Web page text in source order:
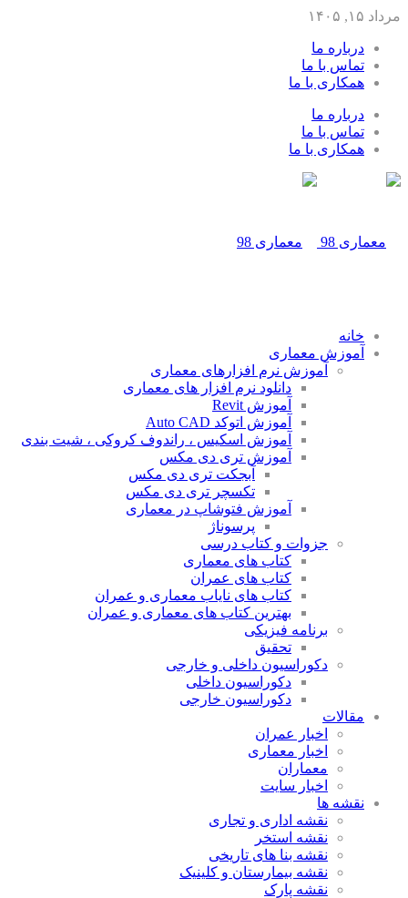
مرداد ۱۵, ۱۴۰۵
درباره ما
تماس با ما
همکاری با ما
درباره ما
تماس با ما
همکاری با ما
خانه
آموزش معماری
آموزش نرم افزارهای معماری
دانلود نرم افزار های معماری
آموزش Revit
آموزش اتوکد Auto CAD
آموزش اسکیس ، راندوف کروکی ، شیت بندی
آموزش تری دی مکس
آبجکت تری دی مکس
تکسچر تری دی مکس
آموزش فتوشاپ در معماری
پرسوناژ
جزوات و کتاب درسی
کتاب های معماری
کتاب های عمران
کتاب های نایاب معماری و عمران
بهترین کتاب های معماری و عمران
برنامه فیزیکی
تحقیق
دکوراسیون داخلی و خارجی
دکوراسیون داخلی
دکوراسیون خارجی
مقالات
اخبار عمران
اخبار معماری
معماران
اخبار سایت
نقشه ها
نقشه اداری و تجاری
نقشه استخر
نقشه بنا های تاریخی
نقشه بیمارستان و کلینیک
نقشه پارک